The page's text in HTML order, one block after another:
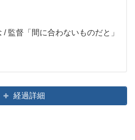
監督「間に合わないものだと」
経過詳細